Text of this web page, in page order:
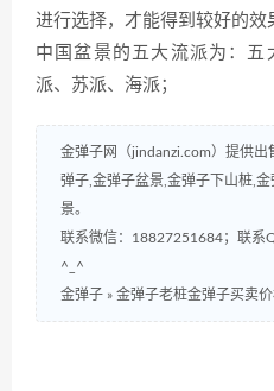
进行选择，才能得到较好的效
中国盆景的五大流派为：五
派、苏派、海派；
金弹子网（jindanzi.com）提供出
弹子,金弹子盆景,金弹子下山桩,
景。
联系微信：18827251684；联系
^_^
金弹子 » 金弹子老桩金弹子买卖